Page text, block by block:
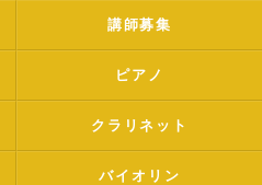
講師募集
ピアノ
クラリネット
バイオリン